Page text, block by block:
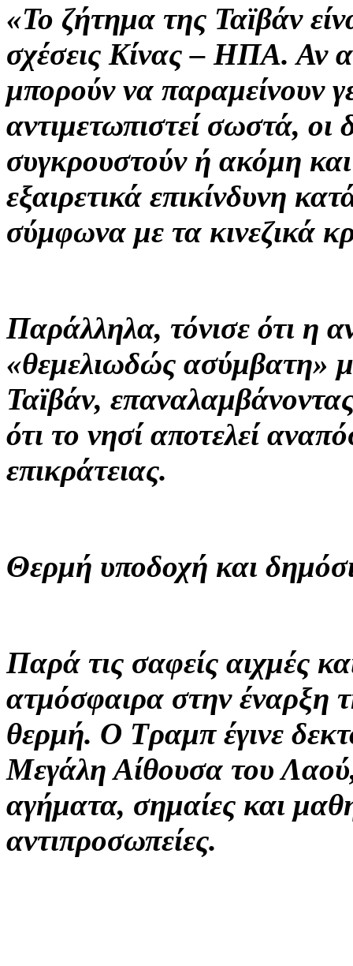
«Το ζήτημα της Ταϊβάν
σχέσεις Κίνας – ΗΠΑ. Αν
μπορούν να παραμείνουν
αντιμετωπιστεί σωστά, οι
συγκρουστούν ή ακόμη
εξαιρετικά επικίνδυνη
σύμφωνα με τα κινεζικά
Παράλληλα, τόνισε ότι η
«θεμελιωδώς ασύμβατη»
Ταϊβάν,
ότι το νησί αποτελεί
επικράτειας.
Θερμή υποδοχή και
Παρά τις σαφείς αιχμές
ατμόσφαιρα στην έναρξη
θερμή. Ο Τραμπ έγινε
Μεγάλη Αίθουσα του Λαού,
αγήματα, σημαίες και
αντιπροσωπείες.